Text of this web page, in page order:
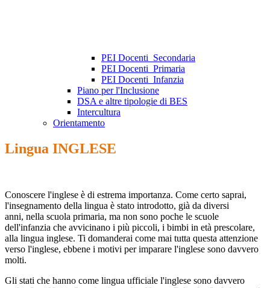
PEI Docenti_Secondaria
PEI Docenti_Primaria
PEI Docenti_Infanzia
Piano per l'Inclusione
DSA e altre tipologie di BES
Intercultura
Orientamento
Lingua INGLESE
Conoscere l'inglese è di estrema importanza. Come certo saprai,
l'insegnamento della lingua è stato introdotto, già da diversi
anni, nella scuola primaria, ma non sono poche le scuole
dell'infanzia che avvicinano i più piccoli, i bimbi in età prescolare,
alla lingua inglese. Ti domanderai come mai tutta questa attenzione
verso l'inglese, ebbene i motivi per imparare l'inglese sono davvero
molti.
Gli stati che hanno come lingua ufficiale l'inglese sono davvero